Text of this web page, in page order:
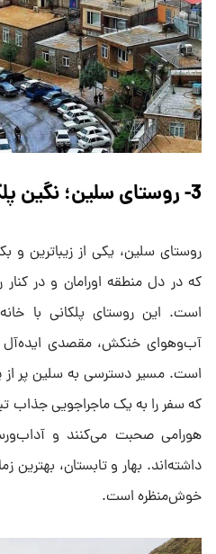
3- روستای سلین؛ نگین پلکانی و بکر کردستان
روستای سلین، یکی از زیباترین و
که در دل منطقه اورامان و در
است. این روستای پلکانی با
آب‌وهوای خنکش، مقصدی ایده‌آل
است. مسیر دسترسی به سلین پر
که سفر را به یک ماجراجویی جذاب
هورامی صحبت می‌کنند و
داشته‌اند. بهار و تابستان، بهترین
خوش‌منظره است.